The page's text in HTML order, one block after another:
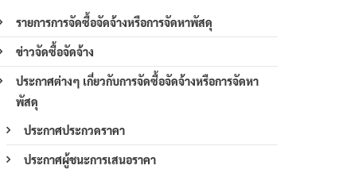
รายการการจัดซื้อจัดจ้างหรือการจัดหาพัสดุ
ข่าวจัดซื้อจัดจ้าง
ประกาศต่างๆ เกี่ยวกับการจัดซื้อจัดจ้างหรือการจัดหา
พัสดุ
ประกาศประกวดราคา
ประกาศผู้ชนะการเสนอราคา